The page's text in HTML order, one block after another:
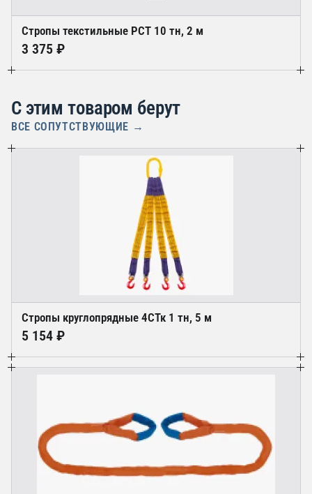
Стропы текстильные РСТ 10 тн, 2 м
3 375 ₽
С этим товаром берут
ВСЕ СОПУТСТВУЮЩИЕ →
Стропы круглопрядные 4СТк 1 тн, 5 м
5 154 ₽